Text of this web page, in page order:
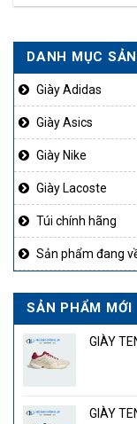
DANH MỤC
Giày Adidas
Giày Asics
Giày Nike
Giày Lacoste
Túi chính hãng
Sản phẩm đang
SẢN PHẨM MỚI
GIÀY
GIÀY